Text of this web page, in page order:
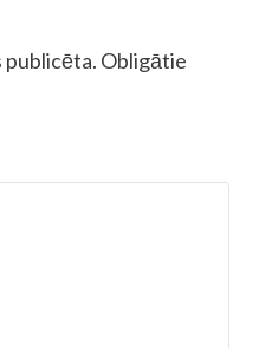
publicēta. Obligātie